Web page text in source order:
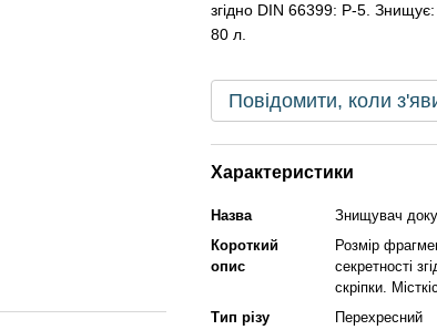
згідно DIN 66399: Р-5. Знищує:
80 л.
Повідомити, коли
Характеристики
Назва
Знищувач
Короткий
опис
Розмір
секретності
скріпки.
Тип різу
Перехресний